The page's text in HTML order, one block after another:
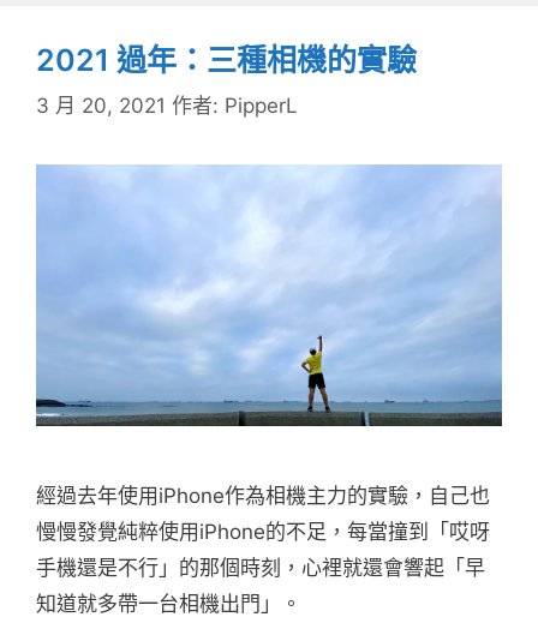
2021 過年：三種相機的實驗
3 月 20, 2021 作者: PipperL
經過去年使用iPhone作為相機主力的實驗，自己也
慢慢發覺純粹使用iPhone的不足，每當撞到「哎呀
手機還是不行」的那個時刻，心裡就還會響起「早
知道就多帶一台相機出門」。